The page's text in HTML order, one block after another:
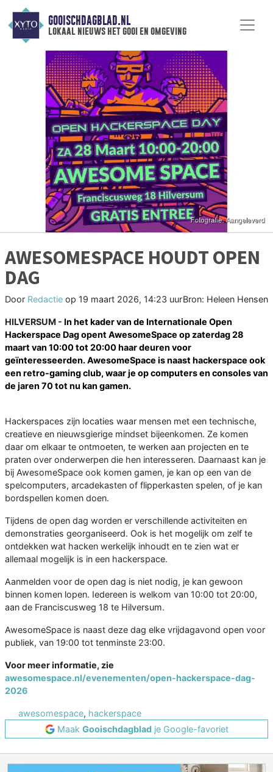
GOOISCHDAGBLAD.NL
lokaal nieuws het gooi en omgeving
AWESOMESPACE HOUDT OPEN
DAG
Door Redactie op 19 maart 2026, 14:23 uurBron: Heleen Hensen
HILVERSUM - In het kader van de Internationale Open
Hackerspace Dag opent AwesomeSpace op zaterdag 28
maart van 10:00 tot 20:00 haar deuren voor
geïnteresseerden. AwesomeSpace is naast hackerspace ook
een retro-gaming club, waar je op computers en consoles van
de jaren 70 tot nu kan gamen.
Hackerspaces zijn locaties waar mensen met een technische,
creatieve en nieuwsgierige mindset bijeenkomen. Ze komen
daar om elkaar te ontmoeten, te werken aan projecten en te
praten over onderwerpen die hen interesseren. Daarnaast kan je
bij AwesomeSpace ook komen gamen, je kan op een van de
spelcomputers, arcadekasten of flipperkasten spelen, of je kan
bordspellen komen doen.
Tijdens de open dag worden er verschillende activiteiten en
demonstraties georganiseerd. Ook is het mogelijk om zelf te
ontdekken wat hacken werkelijk inhoudt en te zien wat er
allemaal mogelijk is in een hackerspace.
Aanmelden voor de open dag is niet nodig, je kan gewoon
binnen komen lopen. Iedereen is welkom van 10:00 tot 20:00,
aan de Franciscusweg 18 te Hilversum.
AwesomeSpace is naast deze dag elke vrijdagavond open voor
publiek, van 19:00 tot tenminste 23:00.
Voor meer informatie, zie
awesomespace.nl/evenementen/open-hackerspace-dag-
2026
awesomespace, hackerspace
Maak Gooischdagbladje Google-favoriet